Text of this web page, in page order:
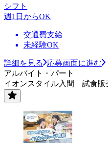
シフト
週1日からOK
交通費支給
未経験OK
詳細を見る
応募画面に進む
アルバイト・パート
イオンスタイル入間 試食販